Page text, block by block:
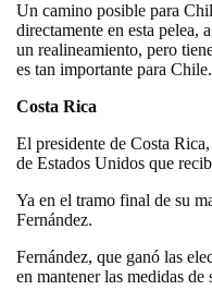
Un camino posible para
directamente en esta pelea,
un realineamiento, pero
es tan importante para
Costa Rica
El presidente de Costa
de Estados Unidos que
Ya en el tramo final de su
Fernández.
Fernández, que ganó las
en mantener las medidas